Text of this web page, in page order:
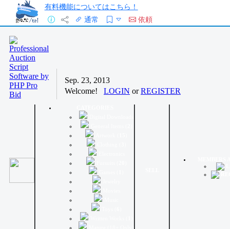
有料機能についてはこちら！
通常
依頼